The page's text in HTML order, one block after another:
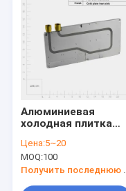
Алюминиевая
холодная плитка
с высокой
скоростью потока и
методом монтажа
Цена:5~20
MOQ:100